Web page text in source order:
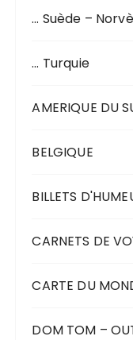
… Suède –
… Turquie
AMERIQUE DU
BELGIQUE
BILLETS
CARNETS DE
CARTE DU
DOM TOM –